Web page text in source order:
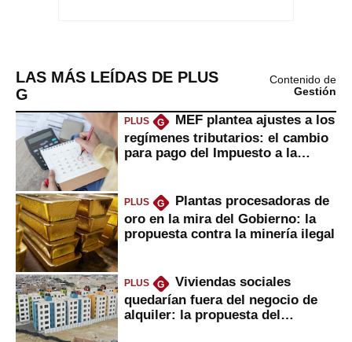
LAS MÁS LEÍDAS DE PLUS
G
Contenido de
Gestión
PLUS G
MEF plantea ajustes a los
regímenes tributarios: el cambio
para pago del Impuesto a la
PLUS G
Plantas procesadoras de
oro en la mira del Gobierno: la
propuesta contra la minería ilegal
PLUS G
Viviendas sociales
quedarían fuera del negocio de
alquiler: la propuesta del